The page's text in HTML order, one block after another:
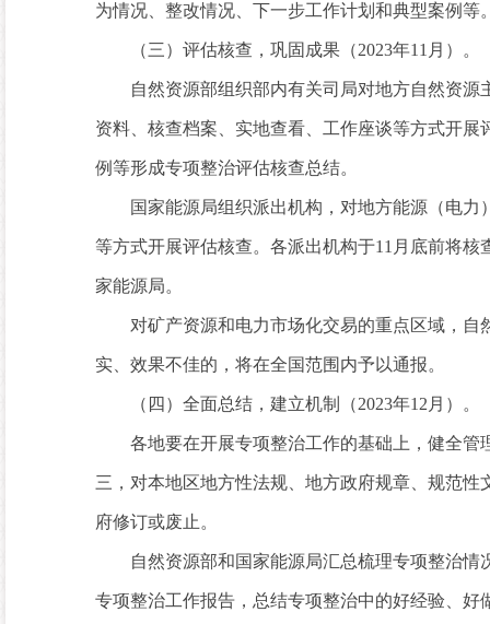
为情况、整改情况、下一步工作计划和典型案例等
（三）评估核查，巩固成果（2023年11月）。
自然资源部组织部内有关司局对地方自然资源
资料、核查档案、实地查看、工作座谈等方式开
例等形成专项整治评估核查总结。
国家能源局组织派出机构，对地方能源（电力
等方式开展评估核查。各派出机构于11月底前将
家能源局。
对矿产资源和电力市场化交易的重点区域，自
实、效果不佳的，将在全国范围内予以通报。
（四）全面总结，建立机制（2023年12月）。
各地要在开展专项整治工作的基础上，健全管
三，对本地区地方性法规、地方政府规章、规范
府修订或废止。
自然资源部和国家能源局汇总梳理专项整治情
专项整治工作报告，总结专项整治中的好经验、